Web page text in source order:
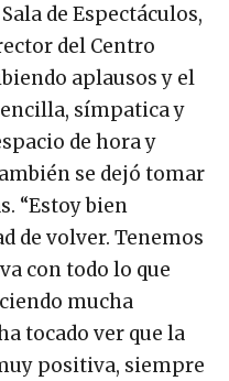
de Espectáculos,
del Centro
aplausos y el
símpatica y
de hora y
se dejó tomar
“Estoy bien
de volver. Tenemos
con todo lo que
mucha
tocado ver que la
positiva, siempre